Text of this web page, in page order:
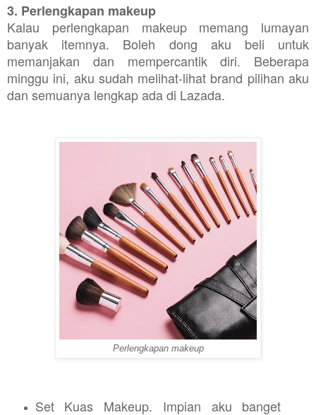
3. Perlengkapan makeup
Kalau perlengkapan makeup memang lumayan
banyak itemnya. Boleh dong aku beli untuk
memanjakan dan mempercantik diri. Beberapa
minggu ini, aku sudah melihat-lihat brand pilihan aku
dan semuanya lengkap ada di Lazada.
Perlengkapan makeup
Set Kuas Makeup. Impian aku banget